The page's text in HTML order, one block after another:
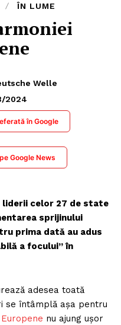
ÎN LUME
Welle
2024
în Google
Google News
liderii celor 27 de state
sprijinului
prima dată au adus
a focului” în
adesea toată
se întâmplă așa pentru
Europene nu ajung ușor